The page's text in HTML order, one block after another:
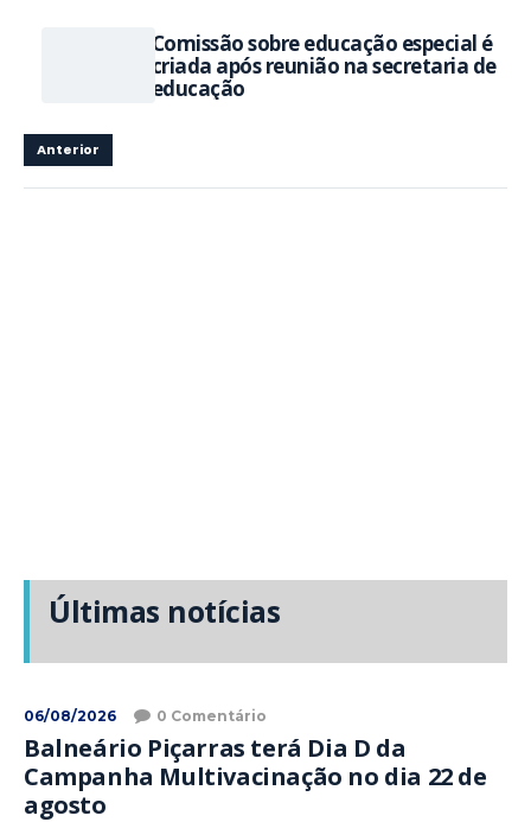
Comissão sobre educação especial é
criada após reunião na secretaria de
educação
Anterior
Últimas notícias
06/08/2026 0 Comentário
Balneário Piçarras terá Dia D da
Campanha Multivacinação no dia 22 de
agosto